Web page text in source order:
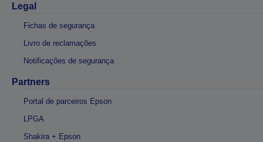
Legal
Fichas de segurança
Livro de reclamações
Notificações de segurança
Partners
Portal de parceiros Epson
LPGA
Shakira + Epson